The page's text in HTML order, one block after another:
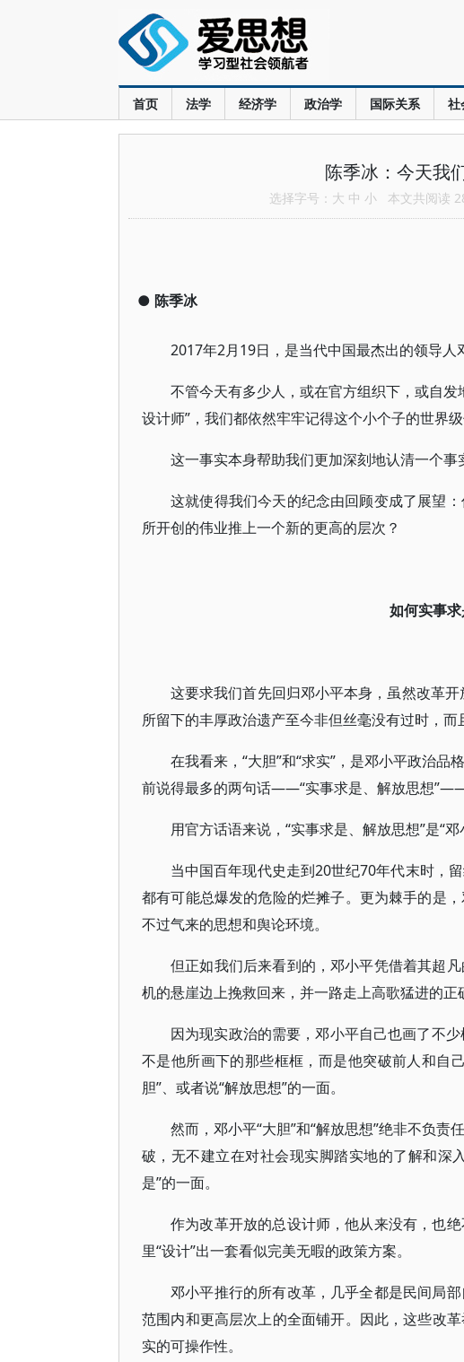
首页 法学 经济学 政治学 国际关系 社
陈季冰：今天我
选择字号： 大 中 小 本文共阅读
● 陈季冰
2017年2月19日，是当代中国最杰出的领导人
不管今天有多少人，或在官方组织下，或自
设计师”，我们都依然牢牢记得这个小个子的世界级
这一事实本身帮助我们更加深刻地认清一个事
这就使得我们今天的纪念由回顾变成了展望
所开创的伟业推上一个新的更高的层次？
如何实事
这要求我们首先回归邓小平本身，虽然改革
所留下的丰厚政治遗产至今非但丝毫没有过时，而
在我看来，“大胆”和“求实”，是邓小平政治
前说得最多的两句话——“实事求是、解放思想”——
用官方话语来说，“实事求是、解放思想”是“
当中国百年现代史走到20世纪70年代末时，
都有可能总爆发的危险的烂摊子。更为棘手的是
不过气来的思想和舆论环境。
但正如我们后来看到的，邓小平凭借着其超
机的悬崖边上挽救回来，并一路走上高歌猛进的正
因为现实政治的需要，邓小平自己也画了不
不是他所画下的那些框框，而是他突破前人和自
胆”、或者说“解放思想”的一面。
然而，邓小平“大胆”和“解放思想”绝非不负
破，无不建立在对社会现实脚踏实地的了解和深
是”的一面。
作为改革开放的总设计师，他从来没有，也
里“设计”出一套看似完美无暇的政策方案。
邓小平推行的所有改革，几乎全都是民间局
范围内和更高层次上的全面铺开。因此，这些改
实的可操作性。